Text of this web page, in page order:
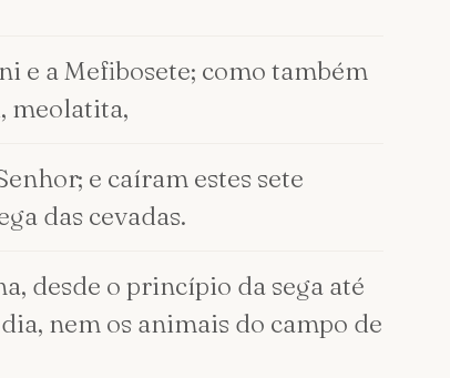
e a Mefibosete; como também
meolatita,
e caíram estes sete
das cevadas.
desde o princípio da sega até
nem os animais do campo de